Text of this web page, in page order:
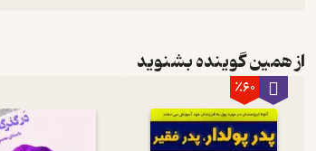
از همین گوینده بشنوید
٪60